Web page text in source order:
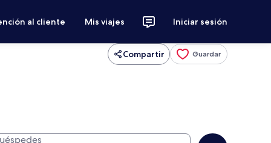
al cliente Mis viajes Iniciar sesión
Compartir Guardar